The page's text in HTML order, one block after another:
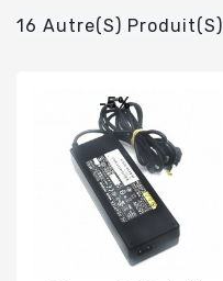
16 Autre(s) Produit(s)
-5%